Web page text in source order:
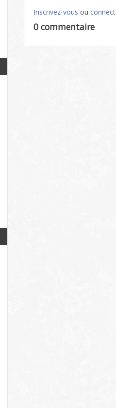
Inscrivez-vous ou
0 commentaire